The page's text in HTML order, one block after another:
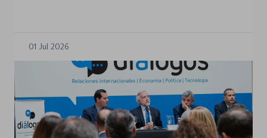
01 Jul 2026